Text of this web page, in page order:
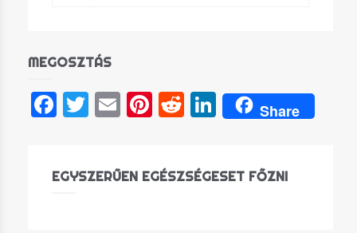
MEGOSZTÁS
Facebook
Twitter
EmailPinterest
RedditLinkedIn
Share
EGYSZERŰEN EGÉSZSÉGESET FŐZNI